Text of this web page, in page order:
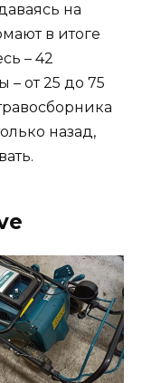
на
в итоге
– 42
– от 25 до 75
назад,